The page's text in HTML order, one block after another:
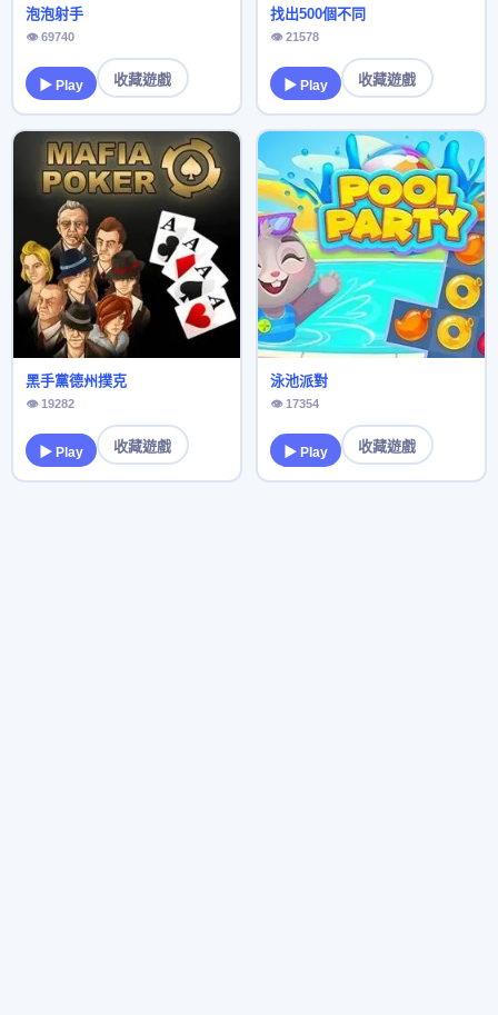
泡泡射手
👁 69740
▶ Play 收藏遊戲
找出500個不同
👁 21578
▶ Play 收藏遊戲
黑手黨德州撲克
👁 19282
▶ Play 收藏遊戲
泳池派對
👁 17354
▶ Play 收藏遊戲